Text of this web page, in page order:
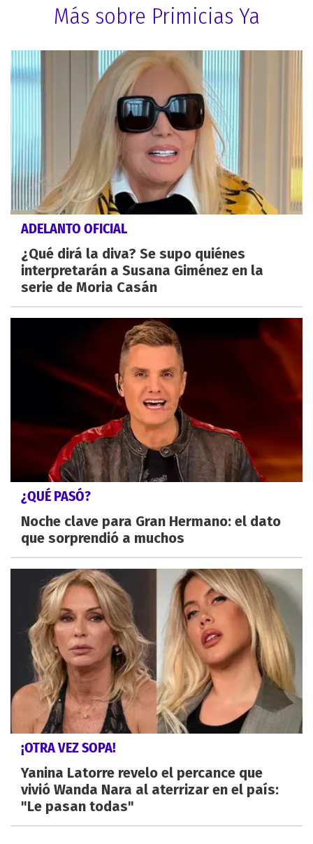
Más sobre Primicias Ya
ADELANTO OFICIAL
¿Qué dirá la diva? Se supo quiénes
interpretarán a Susana Giménez en la
serie de Moria Casán
¿QUÉ PASÓ?
Noche clave para Gran Hermano: el dato
que sorprendió a muchos
¡OTRA VEZ SOPA!
Yanina Latorre revelo el percance que
vivió Wanda Nara al aterrizar en el país:
"Le pasan todas"